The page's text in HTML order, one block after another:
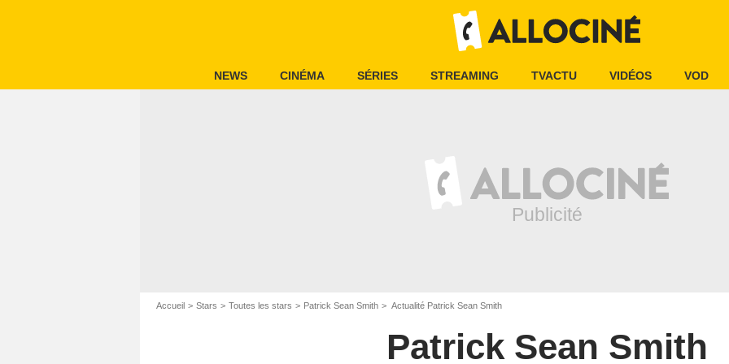
NEWS CINÉMA SÉRIES STREAMING TVACTU VIDÉOS VOD
Accueil Stars Toutes les stars Patrick Sean Smith Actualité Patrick Sean Smith
Patrick Sean Smith